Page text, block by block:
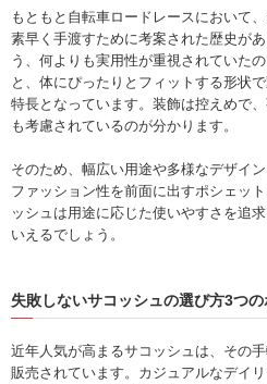
もともと自転車ロードレースにおいて
素早く手渡すために考案された歴史が
う、何よりも実用性が重視されていた
と、体にぴったりとフィットする形状
特長となっています。装飾は控えめで
も考慮されているのが分かります。
そのため、幅広い用途や多様なデザイ
ファッション性を前面に出すポシェッ
ッシュは用途に応じた使いやすさを追
いえるでしょう。
失敗しないサコッシュの選び方3つの
近年人気が高まるサコッシュは、その
販売されています。カジュアルなデイ